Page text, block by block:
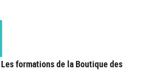
Les formations de la Boutique des